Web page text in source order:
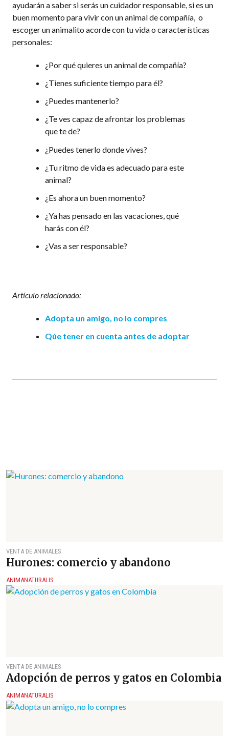
ayudarán a saber si serás un cuidador responsable, si es un
buen momento para vivir con un animal de compañía, o
escoger un animalito acorde con tu vida o características
personales:
¿Por qué quieres un animal de compañía?
¿Tienes suficiente tiempo para él?
¿Puedes mantenerlo?
¿Te ves capaz de afrontar los problemas
que te de?
¿Puedes tenerlo donde vives?
¿Tu ritmo de vida es adecuado para este
animal?
¿Es ahora un buen momento?
¿Ya has pensado en las vacaciones, qué
harás con él?
¿Vas a ser responsable?
Artículo relacionado:
Adopta un amigo, no lo compres
Qúe tener en cuenta antes de adoptar
VENTA DE ANIMALES
Hurones: comercio y abandono
ANIMANATURALIS
VENTA DE ANIMALES
Adopción de perros y gatos en Colombia
ANIMANATURALIS